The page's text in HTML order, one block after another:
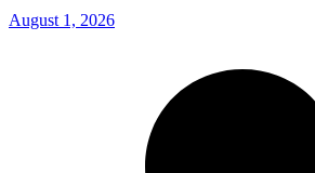
August 1, 2026